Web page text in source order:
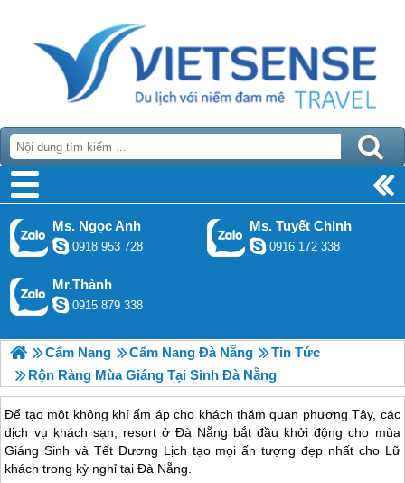
Ms. Ngọc Anh
0918 953 728
Ms. Tuyết Chinh
0916 172 338
Mr.Thành
0915 879 338
Cẩm Nang Cẩm Nang Đà Nẵng
Tin Tức
Rộn Ràng Mùa Giáng Tại Sinh Đà Nẵng
Để tạo một không khí ấm áp cho khách thăm quan phương Tây, các
dịch vụ khách sạn, resort ở Đà Nẵng bắt đầu khởi động cho mùa
Giáng Sinh và Tết Dương Lịch tạo mọi ấn tượng đẹp nhất cho Lữ
khách trong kỳ nghỉ tại Đà Nẵng.